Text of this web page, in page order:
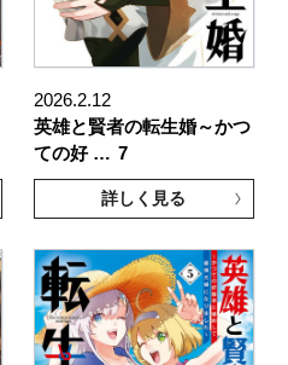
2026.2.12
英雄と賢者の転生婚～かつ
ての好 … 7
詳しく見る